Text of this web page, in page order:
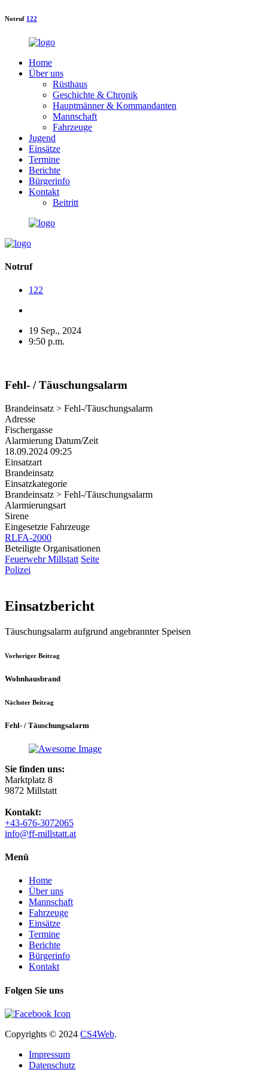
Notruf 122
Home
Über uns
Rüsthaus
Geschichte & Chronik
Hauptmänner & Kommandanten
Mannschaft
Fahrzeuge
Jugend
Einsätze
Termine
Berichte
Bürgerinfo
Kontakt
Beitritt
Notruf
122
19 Sep., 2024
9:50 p.m.
Fehl- / Täuschungsalarm
Brandeinsatz > Fehl-/Täuschungsalarm
Adresse
Fischergasse
Alarmierung Datum/Zeit
18.09.2024 09:25
Einsatzart
Brandeinsatz
Einsatzkategorie
Brandeinsatz > Fehl-/Täuschungsalarm
Alarmierungsart
Sirene
Eingesetzte Fahrzeuge
RLFA-2000
Beteiligte Organisationen
Feuerwehr Millstatt Seite
Polizei
Einsatzbericht
Täuschungsalarm aufgrund angebrannter Speisen
Vorheriger Beitrag
Wohnhausbrand
Nächster Beitrag
Fehl- / Täuschungsalarm
Sie finden uns:
Marktplatz 8
9872 Millstatt
Kontakt:
+43-676-3072065
info@ff-millstatt.at
Menü
Home
Über uns
Mannschaft
Fahrzeuge
Einsätze
Termine
Berichte
Bürgerinfo
Kontakt
Folgen Sie uns
Copyrights © 2024 CS4Web.
Impressum
Datenschutz